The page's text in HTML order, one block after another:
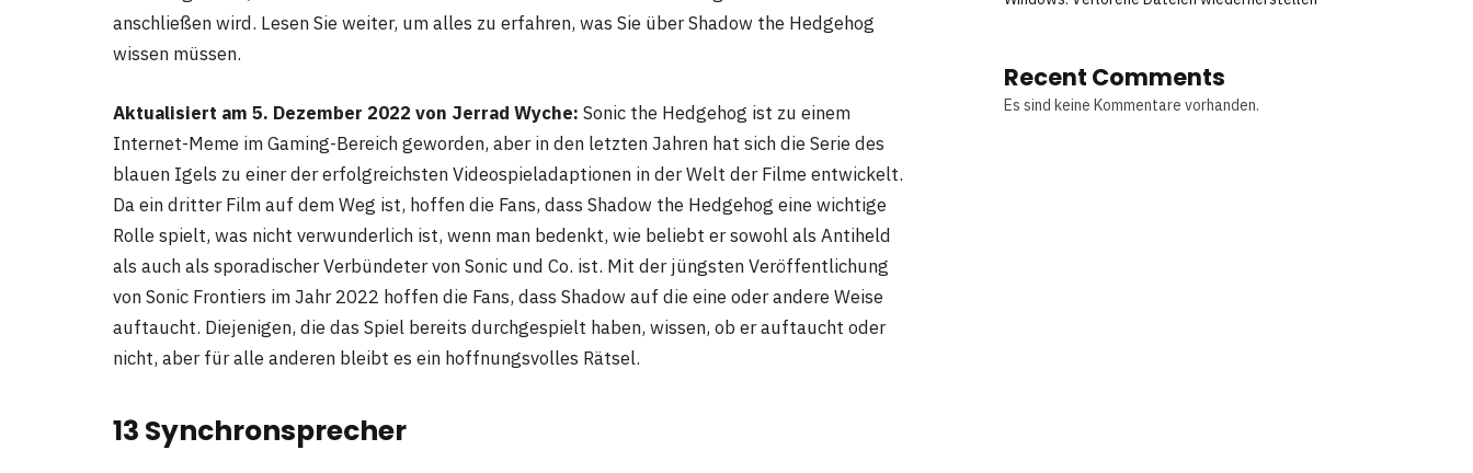
anschließen wird. Lesen Sie weiter, um alles zu erfahren, was Sie über Shadow the Hedgehog
wissen müssen.
Aktualisiert am 5. Dezember 2022 von Jerrad Wyche: Sonic the Hedgehog ist zu einem
Internet-Meme im Gaming-Bereich geworden, aber in den letzten Jahren hat sich die Serie des
blauen Igels zu einer der erfolgreichsten Videospieladaptionen in der Welt der Filme entwickelt.
Da ein dritter Film auf dem Weg ist, hoffen die Fans, dass Shadow the Hedgehog eine wichtige
Rolle spielt, was nicht verwunderlich ist, wenn man bedenkt, wie beliebt er sowohl als Antiheld
als auch als sporadischer Verbündeter von Sonic und Co. ist. Mit der jüngsten Veröffentlichung
von Sonic Frontiers im Jahr 2022 hoffen die Fans, dass Shadow auf die eine oder andere Weise
auftaucht. Diejenigen, die das Spiel bereits durchgespielt haben, wissen, ob er auftaucht oder
nicht, aber für alle anderen bleibt es ein hoffnungsvolles Rätsel.
13 Synchronsprecher
Recent Comments
Es sind keine Kommentare vorhanden.